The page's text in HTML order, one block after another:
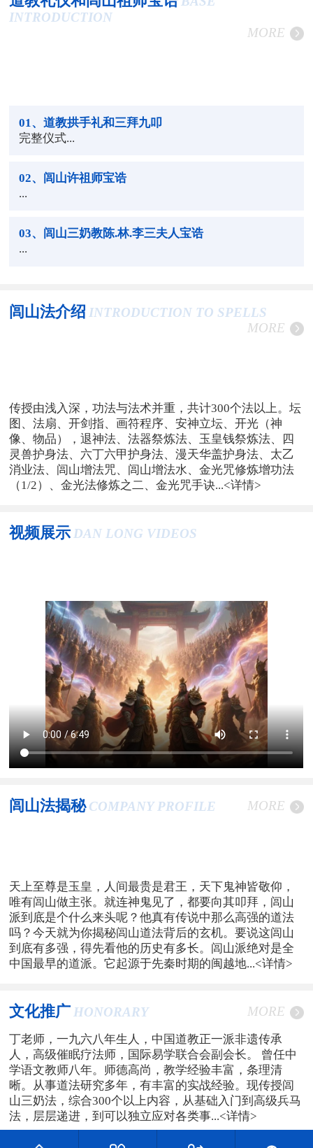
INTRODUCTION
MORE
01 、道教拱手礼和三拜九叩
完整仪式...
02、闾山许祖师宝诰
...
03、闾山三奶教陈.林.李三夫人宝诰
...
闾山法介绍 INTRODUCTION TO SPELLS
MORE
传授由浅入深，功法与法术并重，共计300个法以上。坛
图、法扇、开剑指、画符程序、安神立坛、开光（神
像、物品），退神法、法器祭炼法、玉皇钱祭炼法、四
灵兽护身法、六丁六甲护身法、漫天华盖护身法、太乙
消业法、闾山增法咒、闾山增法水、金光咒修炼增功法
（1/2）、金光法修炼之二、金光咒手诀...<详情>
视频展示 DAN LONG VIDEOS
闾山法揭秘 COMPANY PROFILE MORE
天上至尊是玉皇，人间最贵是君王，天下鬼神皆敬仰，
唯有闾山做主张。就连神鬼见了，都要向其叩拜，闾山
派到底是个什么来头呢？他真有传说中那么高强的道法
吗？今天就为你揭秘闾山道法背后的玄机。要说这闾山
到底有多强，得先看他的历史有多长。闾山派绝对是全
中国最早的道派。它起源于先秦时期的闽越地...<详情>
文化推广 HONORARY MORE
丁老师，一九六八年生人，中国道教正一派非遗传承
人，高级催眠疗法师，国际易学联合会副会长。 曾任中
学语文教师八年。师德高尚，教学经验丰富，条理清
晰。从事道法研究多年，有丰富的实战经验。现传授闾
山三奶法，综合300个以上内容，从基础入门到高级兵马
法，层层递进，到可以独立应对各类事...<详情>